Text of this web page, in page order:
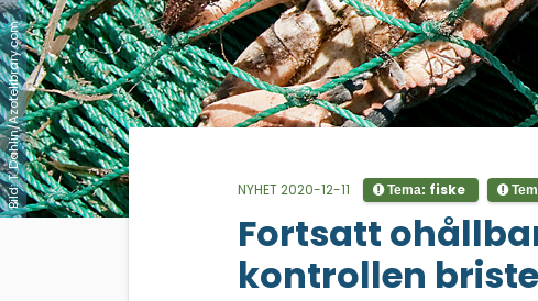
Bild: T. Dahlin/Azotelibrary.com
;
NYHET 2020-12-11 Tema: fiske
Fortsatt
kontrollen